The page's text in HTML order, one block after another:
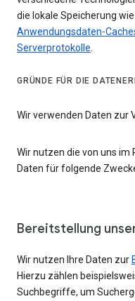
die lokale Speicherung
Anwendungsdaten-
Serverprotokolle.
GRÜNDE FÜR DIE
Wir verwenden Daten zur
Wir nutzen die von uns im
Daten für folgende
Bereitstellung
Wir nutzen Ihre Daten zur
Hierzu zählen
Suchbegriffe, um